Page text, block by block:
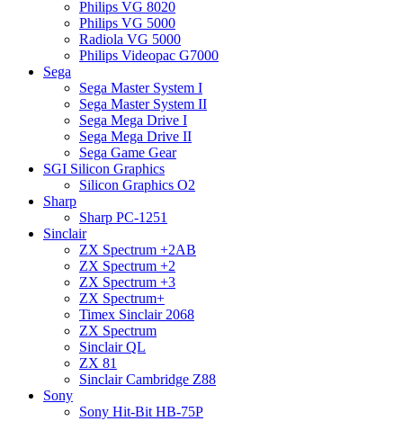
Philips VG 8020
Philips VG 5000
Radiola VG 5000
Philips Videopac G7000
Sega
Sega Master System I
Sega Master System II
Sega Mega Drive I
Sega Mega Drive II
Sega Game Gear
SGI Silicon Graphics
Silicon Graphics O2
Sharp
Sharp PC-1251
Sinclair
ZX Spectrum +2AB
ZX Spectrum +2
ZX Spectrum +3
ZX Spectrum+
Timex Sinclair 2068
ZX Spectrum
Sinclair QL
ZX 81
Sinclair Cambridge Z88
Sony
Sony Hit-Bit HB-75P